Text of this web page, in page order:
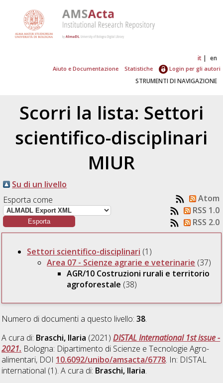
it en
Aiuto e Documentazione Statistiche Login per gli autori
STRUMENTI DI NAVIGAZIONE
Scorri la lista: Settori
scientifico-disciplinari
MIUR
Su di un livello
Esporta come
Atom
RSS 1.0
RSS 2.0
Settori scientifico-disciplinari (1)
Area 07 - Scienze agrarie e veterinarie (37)
AGR/10 Costruzioni rurali e territorio
agroforestale (38)
Numero di documenti a questo livello:38.
A cura di: Braschi, Ilaria (2021)DISTAL International 1st issue -
2021. Bologna: Dipartimento di Scienze e Tecnologie Agro-
alimentari, DOI 10.6092/unibo/amsacta/6778. In: DISTAL
international (1). A cura di: Braschi, Ilaria.